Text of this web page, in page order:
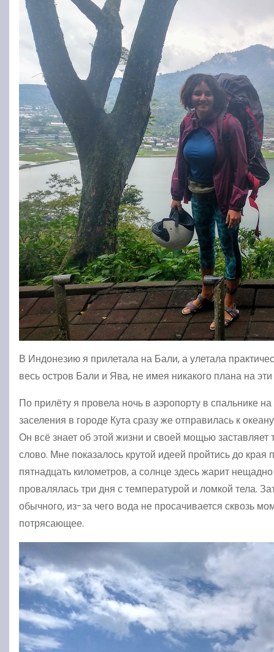
В Индонезию я прилетала на Бали, а улетала
весь остров Бали и Ява, не имея никакого плана на
По прилёту я провела ночь в аэропорту в спальнике
заселения в городе Кута сразу же отправилась к
Он всё знает об этой жизни и своей мощью
слово. Мне показалось крутой идеей пройтись до края
пятнадцать километров, а солнце здесь жарит
провалялась три дня с температурой и ломкой тела.
обычного, из-за чего вода не просачивается сквозь
потрясающее.